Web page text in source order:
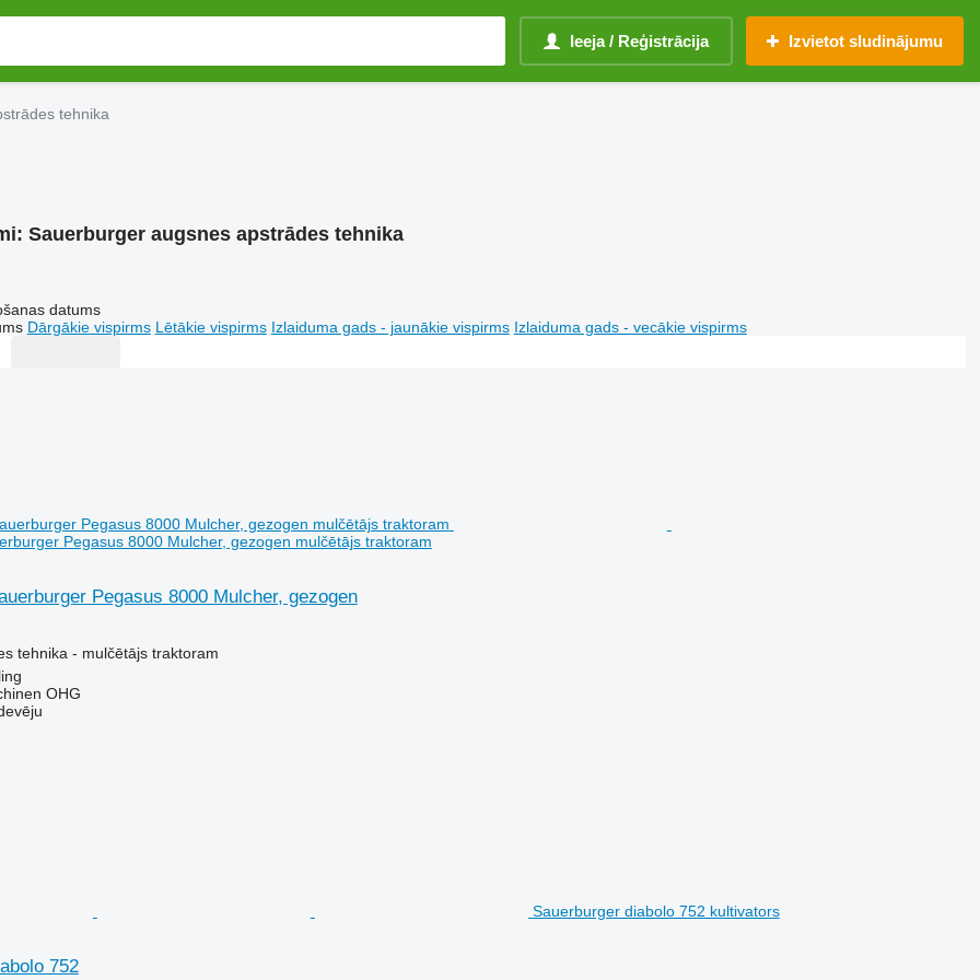
Ieeja / Reģistrācija Izvietot sludinājumu
tehnika
Sauerburger augsnes apstrādes tehnika
datums
Dārgākie vispirms Lētākie vispirms Izlaiduma gads - jaunākie vispirms Izlaiduma gads - vecākie vispirms
Pegasus 8000 Mulcher, gezogen mulčētājs traktoram
Pegasus 8000 Mulcher, gezogen
tehnika - mulčētājs traktoram
OHG
Sauerburger diabolo 752 kultivators
752